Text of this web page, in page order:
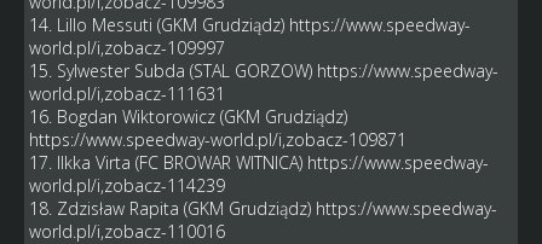
14. Lillo Messuti (GKM Grudziądz) https://www.speedway-
world.pl/i,zobacz-109997
15. Sylwester Subda (STAL GORZOW) https://www.speedway-
world.pl/i,zobacz-111631
16. Bogdan Wiktorowicz (GKM Grudziądz)
https://www.speedway-world.pl/i,zobacz-109871
17. Ilkka Virta (FC BROWAR WITNICA) https://www.speedway-
world.pl/i,zobacz-114239
18. Zdzisław Rapita (GKM Grudziądz) https://www.speedway-
world.pl/i,zobacz-110016